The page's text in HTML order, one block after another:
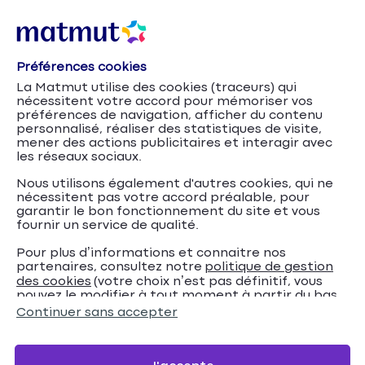
Accueil Assurance Habitation Conseils
Assurance
habitation et biens mobiliers : quelle indemnisation
?
Préférences cookies
La Matmut utilise des cookies (traceurs) qui
nécessitent votre accord pour mémoriser vos
préférences de navigation, afficher du contenu
personnalisé, réaliser des statistiques de visite,
mener des actions publicitaires et interagir avec
les réseaux sociaux.
Nous utilisons également d'autres cookies, qui ne
nécessitent pas votre accord préalable, pour
garantir le bon fonctionnement du site et vous
fournir un service de qualité.
Pour plus d’informations et connaitre nos
partenaires, consultez notre politique de gestion
des cookies (votre choix n’est pas définitif, vous
pouvez le modifier à tout moment à partir du bas
de page de notre site).
Continuer sans accepter